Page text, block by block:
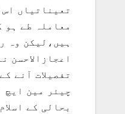
تعیناتیاں
معاملہ طے ہو
ہیں،لیکن وہ
اعجازالاحسن
تفصیلات آنے
چیئر مین ایچ
بحالی کے